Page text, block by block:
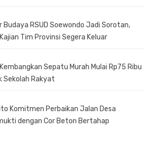
Budaya RSUD Soewondo Jadi Sorotan,
Tim Provinsi Segera Keluar
Kembangkan Sepatu Murah Mulai Rp75 Ribu
Sekolah Rakyat
Komitmen Perbaikan Jalan Desa
dengan Cor Beton Bertahap